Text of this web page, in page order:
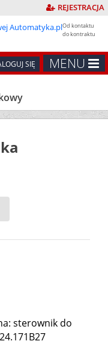
REJESTRACJA
Od kontaktu
do kontraktu
MENU
SIĘ
sterownik do